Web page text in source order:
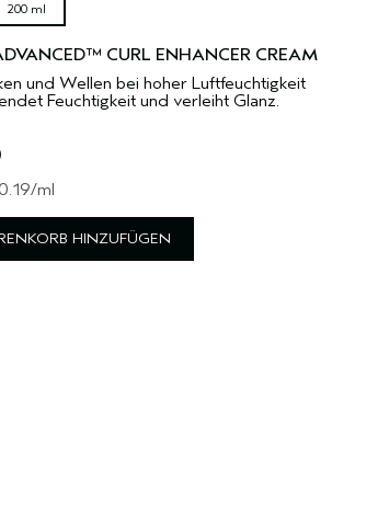
200 ml
CURL ENHANCER CREAM
und Wellen bei hoher Luftfeuchtigkeit
Feuchtigkeit und verleiht Glanz.
/ml
HINZUFÜGEN